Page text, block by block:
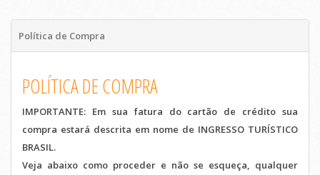
Política de Compra
POLÍTICA DE COMPRA
IMPORTANTE: Em sua fatura do cartão de crédito sua
compra estará descrita em nome de INGRESSO TURÍSTICO
BRASIL.
Veja abaixo como proceder e não se esqueça, qualquer